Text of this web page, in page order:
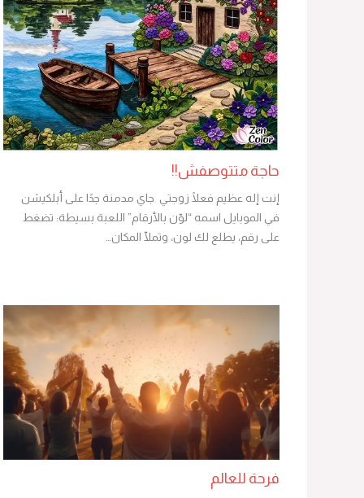
حاجة متتوصفش!!
إنت إله عظيم فعلًا زوجتي جاي مدمنة جدًا على أبلكيشن
في الموبايل اسمه “لوّن بالأرقام” اللعبة بسيطة: تضغط
على رقم، يطلع لك لون، وتملّا المكان…
فرحة للعالم